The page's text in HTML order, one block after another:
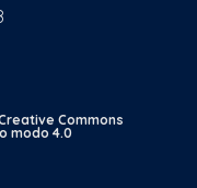
Commons
modo 4.0